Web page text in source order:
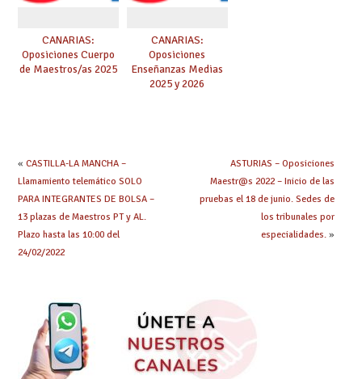
CANARIAS:
Oposiciones Cuerpo
de Maestros/as 2025
CANARIAS:
Oposiciones
Enseñanzas Medias
2025 y 2026
« CASTILLA-LA MANCHA –
Llamamiento telemático SOLO
PARA INTEGRANTES DE BOLSA –
13 plazas de Maestros PT y AL.
Plazo hasta las 10:00 del
24/02/2022
ASTURIAS – Oposiciones
Maestr@s 2022 – Inicio de las
pruebas el 18 de junio. Sedes de
los tribunales por
especialidades.»